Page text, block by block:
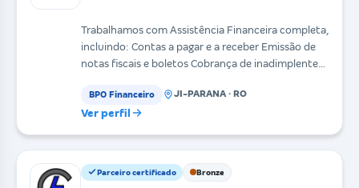
Trabalhamos com Assistência Financeira completa,
incluindo: Contas a pagar e a receber Emissão de
notas fiscais e boletos Cobrança de inadimplentes
BPO Financeiro JI-PARANA · RO
Ver perfil
Parceiro certificado Bronze